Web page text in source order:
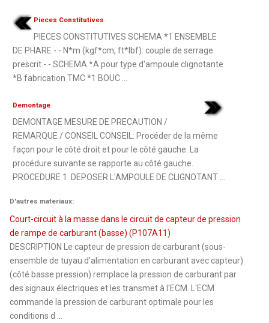
Pieces Constitutives
PIECES CONSTITUTIVES SCHEMA *1 ENSEMBLE
DE PHARE - - N*m (kgf*cm, ft*lbf): couple de serrage
prescrit - - SCHEMA *A pour type d'ampoule clignotante
*B fabrication TMC *1 BOUC ...
Demontage
DEMONTAGE MESURE DE PRECAUTION /
REMARQUE / CONSEIL CONSEIL: Procéder de la même
façon pour le côté droit et pour le côté gauche. La
procédure suivante se rapporte au côté gauche.
PROCEDURE 1. DEPOSER L'AMPOULE DE CLIGNOTANT ...
D'autres materiaux:
Court-circuit à la masse dans le circuit de capteur de pression
de rampe de carburant (basse) (P107A11)
DESCRIPTION Le capteur de pression de carburant (sous-
ensemble de tuyau d'alimentation en carburant avec capteur)
(côté basse pression) remplace la pression de carburant par
des signaux électriques et les transmet à l'ECM. L'ECM
commande la pression de carburant optimale pour les
conditions d ...